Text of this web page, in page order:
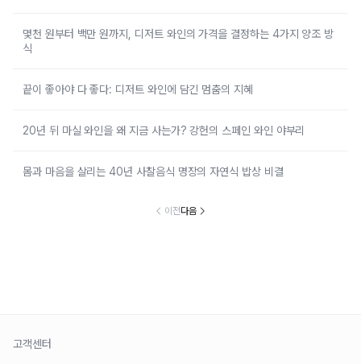
몇천 원부터 백만 원까지, 디저트 와인의 가격을 결정하는 4가지 양조 방
식
끝이 좋아야 다 좋다: 디저트 와인에 담긴 멈춤의 지혜
20년 뒤 마실 와인을 왜 지금 사는가? 강헌의 스페인 와인 야부리
몸과 마음을 살리는 40년 사찰음식 명장의 자연식 밥상 비결
이전다음
고객센터